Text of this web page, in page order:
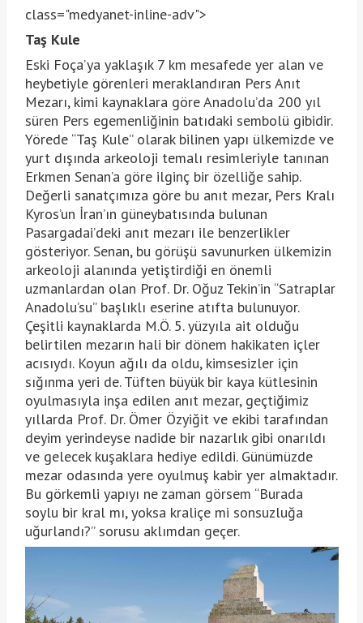
class="medyanet-inline-adv">
Taş Kule
Eski Foça’ya yaklaşık 7 km mesafede yer alan ve
heybetiyle görenleri meraklandıran Pers Anıt
Mezarı, kimi kaynaklara göre Anadolu’da 200 yıl
süren Pers egemenliğinin batıdaki sembolü gibidir.
Yörede “Taş Kule” olarak bilinen yapı ülkemizde ve
yurt dışında arkeoloji temalı resimleriyle tanınan
Erkmen Senan’a göre ilginç bir özelliğe sahip.
Değerli sanatçımıza göre bu anıt mezar, Pers Kralı
Kyros’un İran’ın güneybatısında bulunan
Pasargadai’deki anıt mezarı ile benzerlikler
gösteriyor. Senan, bu görüşü savunurken ülkemizin
arkeoloji alanında yetiştirdiği en önemli
uzmanlardan olan Prof. Dr. Oğuz Tekin’in “Satraplar
Anadolu’su” başlıklı eserine atıfta bulunuyor.
Çeşitli kaynaklarda M.Ö. 5. yüzyıla ait olduğu
belirtilen mezarın hali bir dönem hakikaten içler
acısıydı. Koyun ağılı da oldu, kimsesizler için
sığınma yeri de. Tüften büyük bir kaya kütlesinin
oyulmasıyla inşa edilen anıt mezar, geçtiğimiz
yıllarda Prof. Dr. Ömer Özyiğit ve ekibi tarafından
deyim yerindeyse nadide bir nazarlık gibi onarıldı
ve gelecek kuşaklara hediye edildi. Günümüzde
mezar odasında yere oyulmuş kabir yer almaktadır.
Bu görkemli yapıyı ne zaman görsem “Burada
soylu bir kral mı, yoksa kraliçe mi sonsuzluğa
uğurlandı?” sorusu aklımdan geçer.